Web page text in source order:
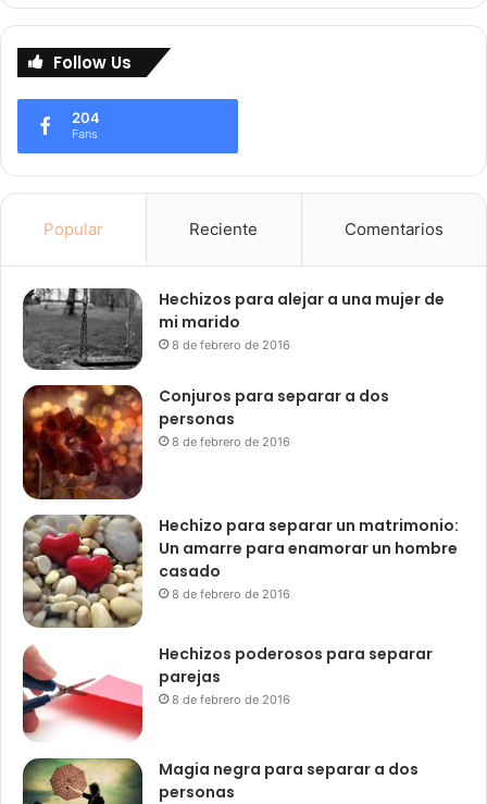
Follow Us
204
Fans
Popular Reciente Comentarios
Hechizos para alejar a una mujer de
mi marido
8 de febrero de 2016
Conjuros para separar a dos
personas
8 de febrero de 2016
Hechizo para separar un matrimonio:
Un amarre para enamorar un hombre
casado
8 de febrero de 2016
Hechizos poderosos para separar
parejas
8 de febrero de 2016
Magia negra para separar a dos
personas